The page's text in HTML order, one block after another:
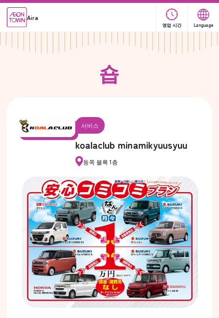
Aira
영업 시간 Language
숍
서비스
koalaclub minamikyuusyuu
동쪽 블록 1층